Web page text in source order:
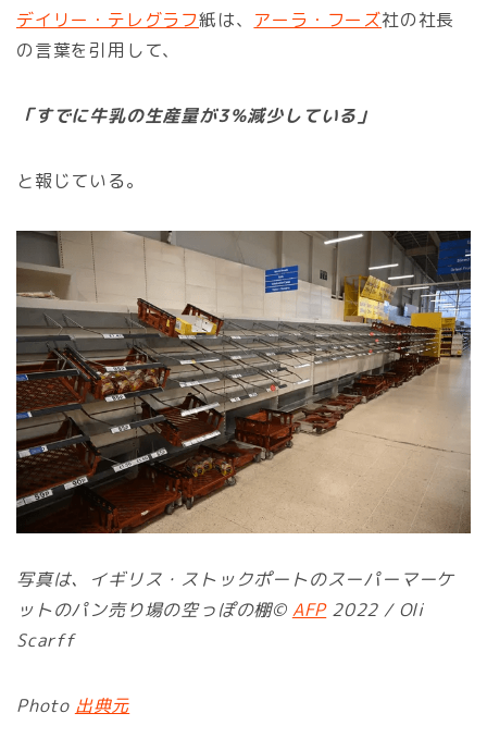
デイリー・テレグラフ紙は、 アーラ・フーズ社の社長
の言葉を引用して、
「すでに牛乳の生産量が3％減少している」
と報じている。
写真は、イギリス・ストックポートのスーパーマーケ
ットのパン売り場の空っぽの棚© AFP2022 / Oli
Scarff
Photo 出典元